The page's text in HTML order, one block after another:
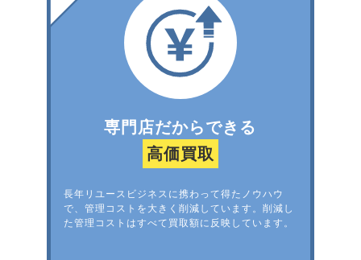
専門店だからできる
高価買取
長年リユースビジネスに携わって得たノウハウ
で、管理コストを大きく削減しています。削減し
た管理コストはすべて買取額に反映しています。